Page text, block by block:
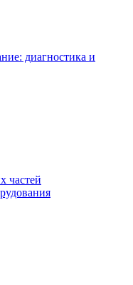
диагностика и
частей